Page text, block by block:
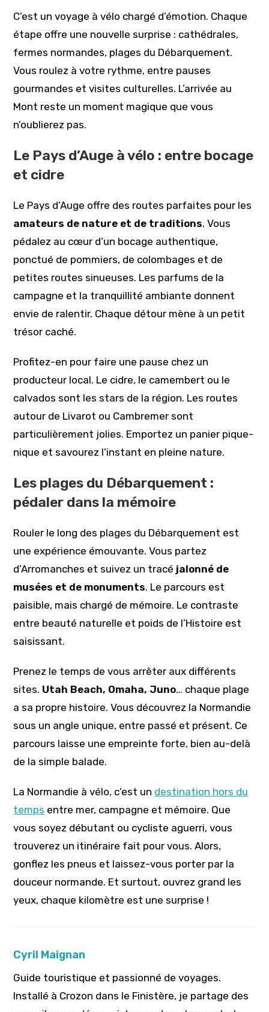
C’est un voyage à vélo chargé d’émotion. Chaque
étape offre une nouvelle surprise : cathédrales,
fermes normandes, plages du Débarquement.
Vous roulez à votre rythme, entre pauses
gourmandes et visites culturelles. L’arrivée au
Mont reste un moment magique que vous
n’oublierez pas.
Le Pays d’Auge à vélo : entre bocage
et cidre
Le Pays d’Auge offre des routes parfaites pour les
amateurs de nature et de traditions. Vous
pédalez au cœur d’un bocage authentique,
ponctué de pommiers, de colombages et de
petites routes sinueuses. Les parfums de la
campagne et la tranquillité ambiante donnent
envie de ralentir. Chaque détour mène à un petit
trésor caché.
Profitez-en pour faire une pause chez un
producteur local. Le cidre, le camembert ou le
calvados sont les stars de la région. Les routes
autour de Livarot ou Cambremer sont
particulièrement jolies. Emportez un panier pique-
nique et savourez l’instant en pleine nature.
Les plages du Débarquement :
pédaler dans la mémoire
Rouler le long des plages du Débarquement est
une expérience émouvante. Vous partez
d’Arromanches et suivez un tracé jalonné de
musées et de monuments. Le parcours est
paisible, mais chargé de mémoire. Le contraste
entre beauté naturelle et poids de l’Histoire est
saisissant.
Prenez le temps de vous arrêter aux différents
sites. Utah Beach, Omaha, Juno… chaque plage
a sa propre histoire. Vous découvrez la Normandie
sous un angle unique, entre passé et présent. Ce
parcours laisse une empreinte forte, bien au-delà
de la simple balade.
La Normandie à vélo, c’est un destination hors du
temps entre mer, campagne et mémoire. Que
vous soyez débutant ou cycliste aguerri, vous
trouverez un itinéraire fait pour vous. Alors,
gonflez les pneus et laissez-vous porter par la
douceur normande. Et surtout, ouvrez grand les
yeux, chaque kilomètre est une surprise !
Cyril Maignan
Guide touristique et passionné de voyages.
Installé à Crozon dans le Finistère, je partage des